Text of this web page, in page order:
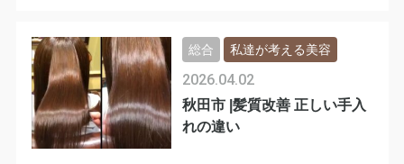
秋田市 |髪質改善 正しい手入
れの違い
2026.04.02
総合 私達が考える美容